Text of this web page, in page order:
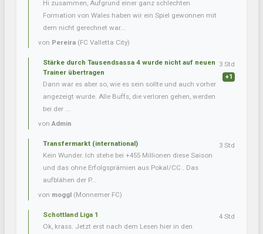
Hi zusammen, Aufgrund einer ganz schlechten
Formation von Wales haben wir ein Spiel gewonnen mit
dem nicht gerechnet war...
von Pereira (FC Valletta City)
Stärke durch Tausendsassa 4 wurde nicht auf neuen
Trainer übertragen
Dann war es aber so, wie es sein sollte und auch vorher
angezeigt wurde. Alle Buffs, die verloren gehen, werden
bei der ...
vonAdmin
3 Std
+1
Transfermarkt (international)
Kein Wunder..Ich stehe bei +455 Millionen diese Saison
und das ohne Erfolgsprämien aus Pokal/CC.. Das
aufblähen der P...
von moggl (Monnemer FC)
3 Std
Schottland Liga 1
Ok, krass. Jetzt erst nach dem Lesen hier in den
4 Std